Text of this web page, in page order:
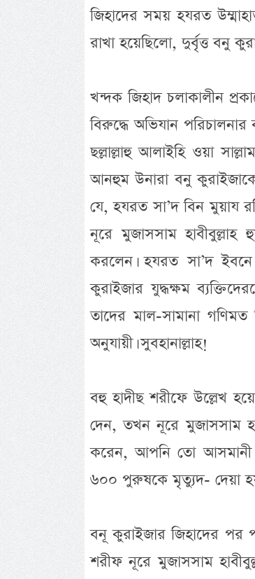
জিহাদের সময় হযরত
রাখা হয়েছিলো, দুর্বৃত্ত বনু
খন্দক জিহাদ চলাকালীন
বিরুদ্ধে অভিযান পরিচালনার
ছল্লাল্লাহু আলাইহি ওয়া
আনহুম উনারা বনু
যে, হযরত সা’দ বিন মুয়ায
নূরে মুজাসসাম হাবীবুল্লাহ
করলেন। হযরত সা’দ ইবনে
কুরাইজার যুদ্ধক্ষম
তাদের মাল-সামানা
অনুযায়ী। সুবহানাল্লাহ!
বহু হাদীছ শরীফে উল্লেখ
দেন, তখন নূরে মুজাসসাম
করেন, আপনি তো আসমানী
৬০০ পুরুষকে মৃত্যুদ- দেয়া
বনূ কুরাইজার জিহাদের পর
শরীফ নূরে মুজাসসাম